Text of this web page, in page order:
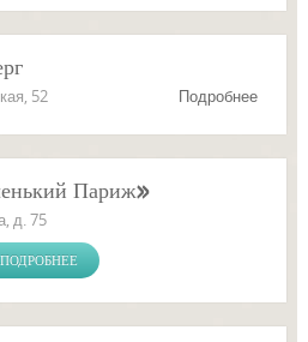
52 Подробнее
Париж»
д. 75
ПОДРОБНЕЕ